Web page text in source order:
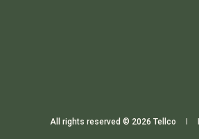
All rights reserved © 2026 Tellco